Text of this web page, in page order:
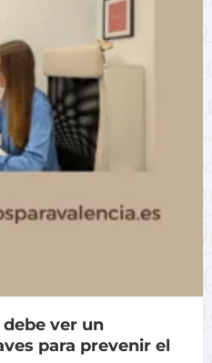
ver un
para prevenir el